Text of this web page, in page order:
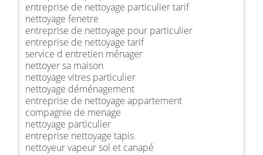
entreprise de nettoyage particulier tarif
nettoyage fenetre
entreprise de nettoyage pour particulier
entreprise de nettoyage tarif
service d entretien ménager
nettoyer sa maison
nettoyage vitres particulier
nettoyage déménagement
entreprise de nettoyage appartement
compagnie de menage
nettoyage particulier
entreprise nettoyage tapis
nettoyeur vapeur sol et canapé